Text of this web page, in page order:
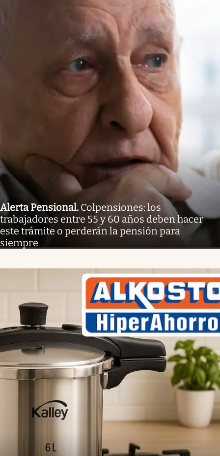
Alerta Pensional. Colpensiones: los
trabajadores entre 55 y 60 años deben hacer
este trámite o perderán la pensión para
siempre